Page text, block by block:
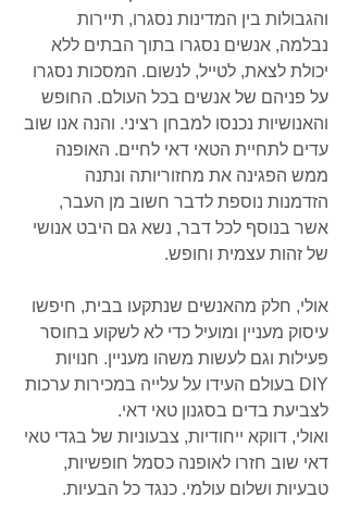
והגבולות בין המדינות נסגרו, תיירות
נבלמה, אנשים נסגרו בתוך הבתים ללא
יכולת לצאת, לטייל, לנשום. המסכות נסגרו
על פניהם של אנשים בכל העולם. החופש
והאנושיות נכנסו למבחן רציני. והנה אנו שוב
עדים לתחיית הטאי דאי לחיים. האופנה
ממש הפגינה את מחזוריותה ונתנה
הזדמנות נוספת לדבר חשוב מן העבר,
אשר בנוסף לכל דבר, נשא גם היבט אנושי
של זהות עצמית וחופש.
אולי, חלק מהאנשים שנתקעו בבית, חיפשו
עיסוק מעניין ומועיל כדי לא לשקוע בחוסר
פעילות וגם לעשות משהו מעניין. חנויות
DIY בעולם העידו על עלייה במכירות ערכות
לצביעת בדים בסגנון טאי דאי.
ואולי, דווקא ייחודיות, צבעוניות של בגדי טאי
דאי שוב חזרו לאופנה כסמל חופשיות,
טבעיות ושלום עולמי. כנגד כל הבעיות.